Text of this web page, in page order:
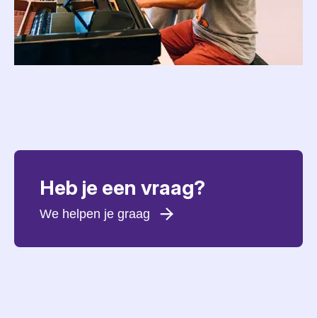
Heb je een vraag?
We helpen je graag